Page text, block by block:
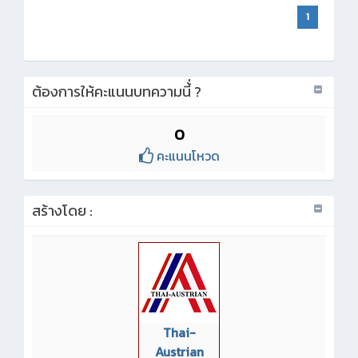
1
ต้องการให้คะแนนบทความนี้่ ?
0
คะแนนโหวด
สร้างโดย :
Thai-
Austrian